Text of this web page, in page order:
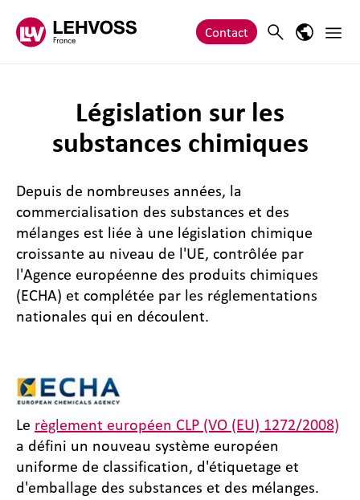
Contact Search Main
Législation sur les
substances chimiques
Depuis de nombreuses années, la
commercialisation des substances et des
mélanges est liée à une législation chimique
croissante au niveau de l'UE, contrôlée par
l'Agence européenne des produits chimiques
(ECHA) et complétée par les réglementations
nationales qui en découlent.
Le règlement européen CLP (VO (EU) 1272/2008)
a défini un nouveau système européen
uniforme de classification, d'étiquetage et
d'emballage des substances et des mélanges.